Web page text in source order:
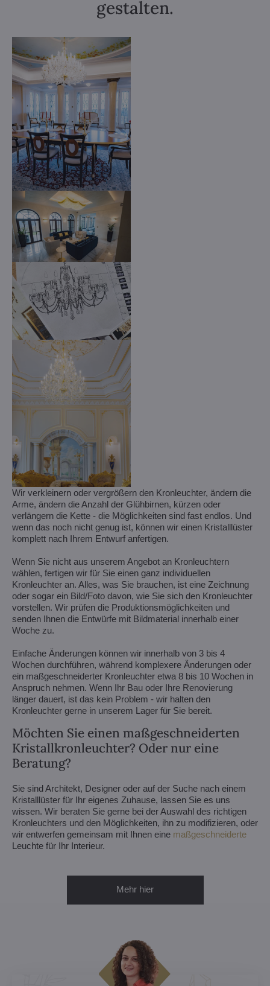
gestalten.
Wir verkleinern oder vergrößern den Kronleuchter, ändern die
Arme, ändern die Anzahl der Glühbirnen, kürzen oder
verlängern die Kette - die Möglichkeiten sind fast endlos. Und
wenn das noch nicht genug ist, können wir einen Kristalllüster
komplett nach Ihrem Entwurf anfertigen.
Wenn Sie nicht aus unserem Angebot an Kronleuchtern
wählen, fertigen wir für Sie einen ganz individuellen
Kronleuchter an. Alles, was Sie brauchen, ist eine Zeichnung
oder sogar ein Bild/Foto davon, wie Sie sich den Kronleuchter
vorstellen. Wir prüfen die Produktionsmöglichkeiten und
senden Ihnen die Entwürfe mit Bildmaterial innerhalb einer
Woche zu.
Einfache Änderungen können wir innerhalb von 3 bis 4
Wochen durchführen, während komplexere Änderungen oder
ein maßgeschneiderter Kronleuchter etwa 8 bis 10 Wochen in
Anspruch nehmen. Wenn Ihr Bau oder Ihre Renovierung
länger dauert, ist das kein Problem - wir halten den
Kronleuchter gerne in unserem Lager für Sie bereit.
Möchten Sie einen maßgeschneiderten
Kristallkronleuchter? Oder nur eine
Beratung?
Sie sind Architekt, Designer oder auf der Suche nach einem
Kristalllüster für Ihr eigenes Zuhause, lassen Sie es uns
wissen. Wir beraten Sie gerne bei der Auswahl des richtigen
Kronleuchters und den Möglichkeiten, ihn zu modifizieren, oder
wir entwerfen gemeinsam mit Ihnen eine maßgeschneiderte
Leuchte für Ihr Interieur.
Mehr hier